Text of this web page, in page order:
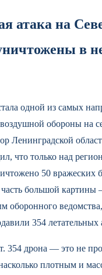
атака на
в
одной из самых
обороны на
Ленинградской
что только над
50 вражеских
большой
оборонного
354 летательных
354 дрона — это не
плотным и